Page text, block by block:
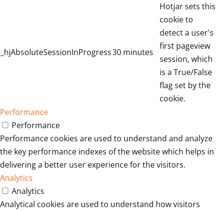
_hjAbsoluteSessionInProgress30 minutes
Hotjar sets this
cookie to
detect a user's
first pageview
session, which
is a True/False
flag set by the
cookie.
Performance
Performance
Performance cookies are used to understand and analyze
the key performance indexes of the website which helps in
delivering a better user experience for the visitors.
Analytics
Analytics
Analytical cookies are used to understand how visitors